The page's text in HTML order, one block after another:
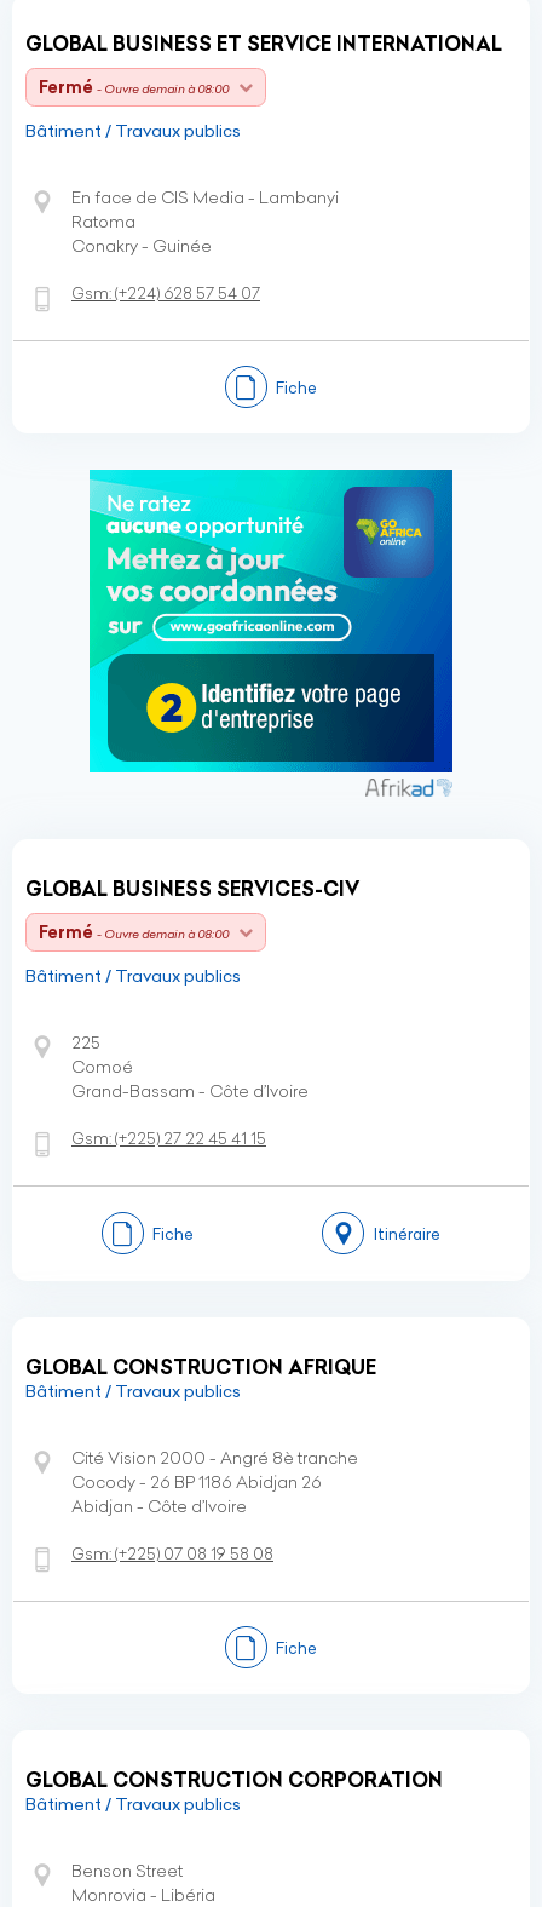
GLOBAL BUSINESS ET SERVICE INTERNATIONAL
Fermé - Ouvre demain à 08:00
Bâtiment / Travaux publics
En face de CIS Media - Lambanyi
Ratoma
Conakry - Guinée
Gsm:(+224) 628 57 54 07
Fiche
GLOBAL BUSINESS SERVICES-CIV
Fermé - Ouvre demain à 08:00
Bâtiment / Travaux publics
225
Comoé
Grand-Bassam - Côte d’Ivoire
Gsm:(+225) 27 22 45 41 15
Fiche Itinéraire
GLOBAL CONSTRUCTION AFRIQUE
Bâtiment / Travaux publics
Cité Vision 2000 - Angré 8è tranche
Cocody - 26 BP 1186 Abidjan 26
Abidjan - Côte d’Ivoire
Gsm:(+225) 07 08 19 58 08
Fiche
GLOBAL CONSTRUCTION CORPORATION
Bâtiment / Travaux publics
Benson Street
Monrovia - Libéria